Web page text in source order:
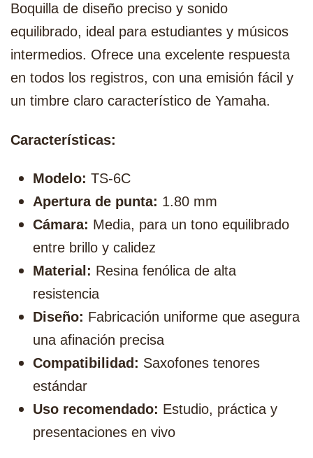
Boquilla de diseño preciso y sonido
equilibrado, ideal para estudiantes y músicos
intermedios. Ofrece una excelente respuesta
en todos los registros, con una emisión fácil y
un timbre claro característico de Yamaha.
Características:
Modelo: TS-6C
Apertura de punta: 1.80 mm
Cámara: Media, para un tono equilibrado
entre brillo y calidez
Material: Resina fenólica de alta
resistencia
Diseño: Fabricación uniforme que asegura
una afinación precisa
Compatibilidad: Saxofones tenores
estándar
Uso recomendado: Estudio, práctica y
presentaciones en vivo